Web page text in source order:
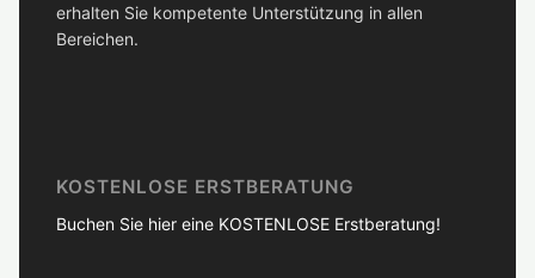
erhalten Sie kompetente Unterstützung in allen
Bereichen.
KOSTENLOSE ERSTBERATUNG
Buchen Sie hier eine KOSTENLOSE Erstberatung!